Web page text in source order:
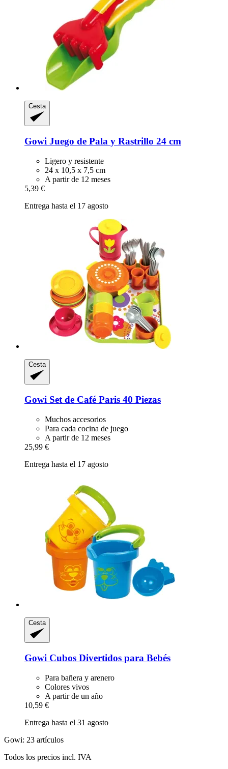
Cesta
Gowi Juego de Pala y Rastrillo 24 cm
Ligero y resistente
24 x 10,5 x 7,5 cm
A partir de 12 meses
5,39 €
Entrega hasta el 17 agosto
Cesta
Gowi Set de Café Paris 40 Piezas
Muchos accesorios
Para cada cocina de juego
A partir de 12 meses
25,99 €
Entrega hasta el 17 agosto
Cesta
Gowi Cubos Divertidos para Bebés
Para bañera y arenero
Colores vivos
A partir de un año
10,59 €
Entrega hasta el 31 agosto
Gowi: 23 artículos
Todos los precios incl. IVA